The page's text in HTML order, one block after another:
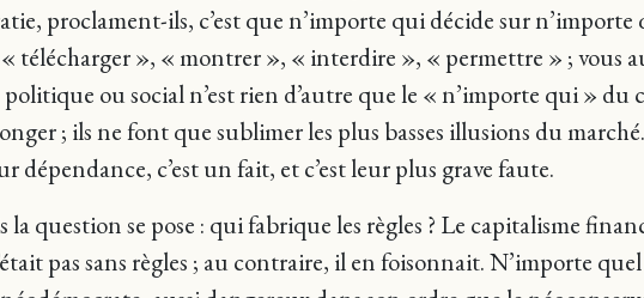
proclament-ils, c’est que n’importe qui décide sur n’importe
télécharger », « montrer », « interdire », « permettre » ; vous
ou social n’est rien d’autre que le « n’importe qui » du
; ils ne font que sublimer les plus basses illusions du
c’est un fait, et c’est leur plus grave faute.
question se pose : qui fabrique les règles ? Le capitalisme
pas sans règles ; au contraire, il en foisonnait. N’importe